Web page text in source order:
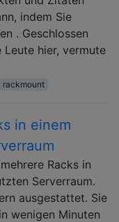
indem Sie
. Geschlossen
hier, vermute
rackmount
in einem
Racks in
Serverraum.
ausgestattet. Sie
wenigen Minuten